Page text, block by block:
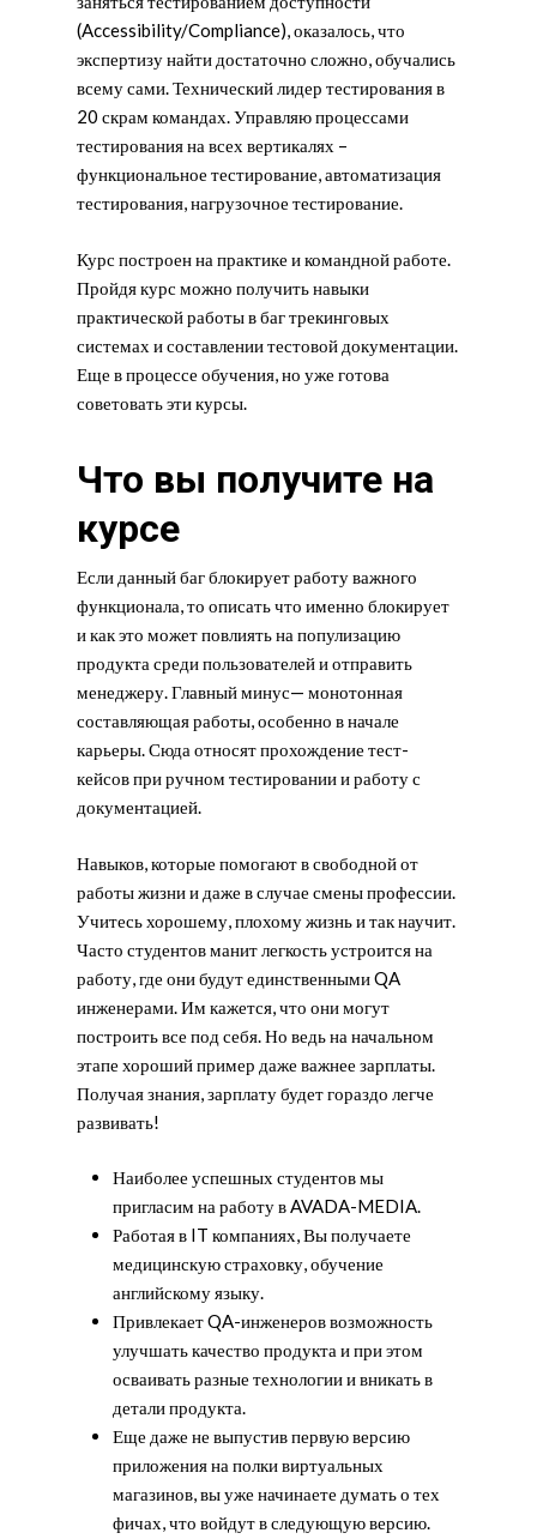
(Accessibility/Compliance), оказалось, что
экспертизу найти достаточно сложно, обучались
всему сами. Технический лидер тестирования в
20 скрам командах. Управляю процессами
тестирования на всех вертикалях –
функциональное тестирование, автоматизация
тестирования, нагрузочное тестирование.
Курс построен на практике и командной работе.
Пройдя курс можно получить навыки
практической работы в баг трекинговых
системах и составлении тестовой документации.
Еще в процессе обучения, но уже готова
советовать эти курсы.
Что вы получите на
курсе
Если данный баг блокирует работу важного
функционала, то описать что именно блокирует
и как это может повлиять на популизацию
продукта среди пользователей и отправить
менеджеру. Главный минус— монотонная
составляющая работы, особенно в начале
карьеры. Сюда относят прохождение тест-
кейсов при ручном тестировании и работу с
документацией.
Навыков, которые помогают в свободной от
работы жизни и даже в случае смены профессии.
Учитесь хорошему, плохому жизнь и так научит.
Часто студентов манит легкость устроится на
работу, где они будут единственными QA
инженерами. Им кажется, что они могут
построить все под себя. Но ведь на начальном
этапе хороший пример даже важнее зарплаты.
Получая знания, зарплату будет гораздо легче
развивать!
Наиболее успешных студентов мы
пригласим на работу в AVADA-MEDIA.
Работая в IT компаниях, Вы получаете
медицинскую страховку, обучение
английскому языку.
Привлекает QA-инженеров возможность
улучшать качество продукта и при этом
осваивать разные технологии и вникать в
детали продукта.
Еще даже не выпустив первую версию
приложения на полки виртуальных
магазинов, вы уже начинаете думать о тех
фичах, что войдут в следующую версию.